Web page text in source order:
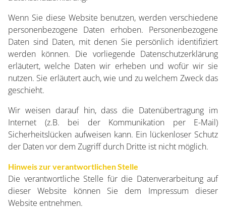
Wenn Sie diese Website benutzen, werden verschiedene
personenbezogene Daten erhoben. Personenbezogene
Daten sind Daten, mit denen Sie persönlich identifiziert
werden können. Die vorliegende Datenschutzerklärung
erläutert, welche Daten wir erheben und wofür wir sie
nutzen. Sie erläutert auch, wie und zu welchem Zweck das
geschieht.
Wir weisen darauf hin, dass die Datenübertragung im
Internet (z.B. bei der Kommunikation per E-Mail)
Sicherheitslücken aufweisen kann. Ein lückenloser Schutz
der Daten vor dem Zugriff durch Dritte ist nicht möglich.
Hinweis zur verantwortlichen Stelle
Die verantwortliche Stelle für die Datenverarbeitung auf
dieser Website können Sie dem Impressum dieser
Website entnehmen.